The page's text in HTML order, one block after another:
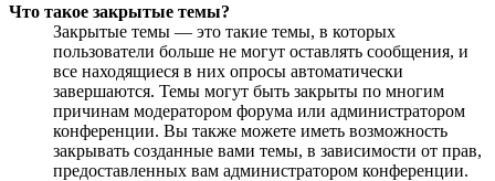
Что такое закрытые темы?
Закрытые темы — это такие темы, в которых
пользователи больше не могут оставлять сообщения, и
все находящиеся в них опросы автоматически
завершаются. Темы могут быть закрыты по многим
причинам модератором форума или администратором
конференции. Вы также можете иметь возможность
закрывать созданные вами темы, в зависимости от прав,
предоставленных вам администратором конференции.